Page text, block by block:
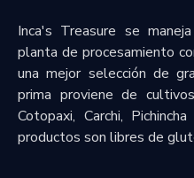
Inca's Treasure se
planta de procesamiento
una mejor selección de
prima proviene de
Cotopaxi, Carchi,
productos son libres de